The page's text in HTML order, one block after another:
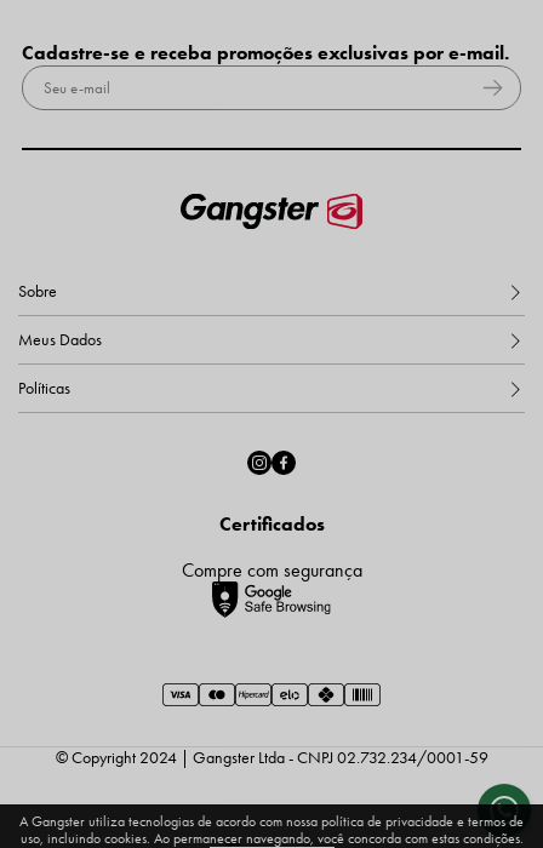
Cadastre-se e receba promoções exclusivas por e-mail.
Certificados
Compre com segurança
Sobre
Meus Dados
Políticas
© Copyright 2024 | Gangster Ltda - CNPJ 02.732.234/0001-59
A Gangster utiliza tecnologias de acordo com nossa política de privacidade e termos de
uso, incluindo cookies. Ao permanecer navegando, você concorda com estas condições.